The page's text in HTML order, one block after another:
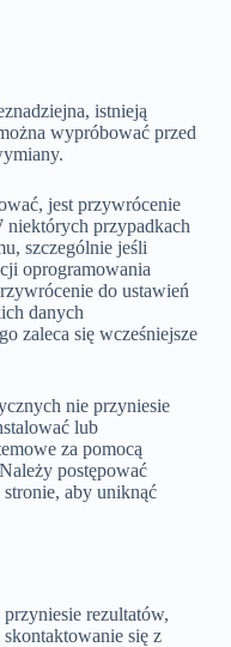
istnieją
wypróbować przed
jest przywrócenie
przypadkach
szczególnie jeśli
oprogramowania
do ustawień
danych
zaleca się wcześniejsze
nie przyniesie
lub
za pomocą
postępować
aby uniknąć
rezultatów,
się z